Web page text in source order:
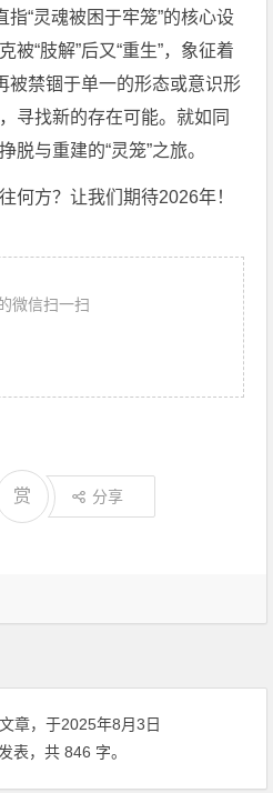
指“灵魂被困于牢笼”的核心设
被“肢解”后又“重生”，象征着
禁锢于单一的形态或意识形
寻找新的存在可能。就如同
脱与重建的“灵笼”之旅。
何方？让我们期待2026年！
微信扫一扫
赏 分享
章，于2025年8月3日
表，共 846 字。